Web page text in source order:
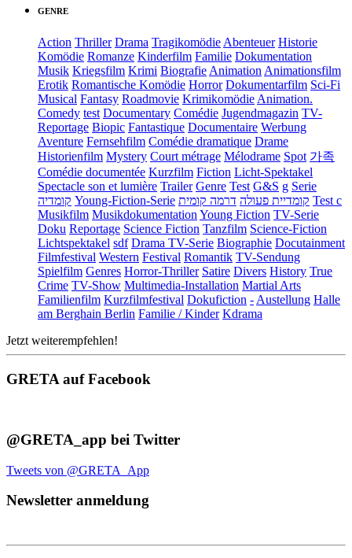
GENRE
Action Thriller Drama Tragikomödie Abenteuer Historie
Komödie Romanze Kinderfilm Familie Dokumentation
Musik Kriegsfilm Krimi Biografie Animation Animationsfilm
Erotik Romantische Komödie Horror Dokumentarfilm Sci-Fi
Musical Fantasy Roadmovie Krimikomödie Animation.
Comedy test Documentary Comédie Jugendmagazin TV-
Reportage Biopic Fantastique Documentaire Werbung
Aventure Fernsehfilm Comédie dramatique Drame
Historienfilm Mystery Court métrage Mélodrame Spot 가족
Comédie documentée Kurzfilm Fiction Licht-Spektakel
Spectacle son et lumière Trailer Genre Test G&S g Serie
קומדיה Young-Fiction-Serie קומדיית פעולה דרמה קומית
Test c
Musikfilm Musikdokumentation Young Fiction TV-Serie
Doku Reportage Science Fiction Tanzfilm Science-Fiction
Lichtspektakel sdf Drama TV-Serie Biographie Docutainment
Filmfestival Western Festival Romantik TV-Sendung
Spielfilm Genres Horror-Thriller Satire Divers History True
Crime TV-Show Multimedia-Installation Martial Arts
Familienfilm Kurzfilmfestival Dokufiction - Austellung Halle
am Berghain Berlin Familie / Kinder Kdrama
Jetzt weiterempfehlen!
GRETA auf Facebook
@GRETA_app bei Twitter
Tweets von @GRETA_App
Newsletter anmeldung